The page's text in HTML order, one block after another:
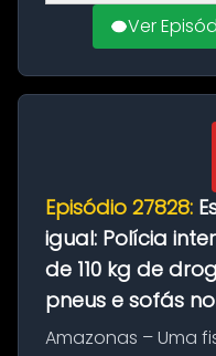
Ver
Episódio 27828:
igual: Polícia
de 110 kg de
pneus e sofás
Amazonas – Uma